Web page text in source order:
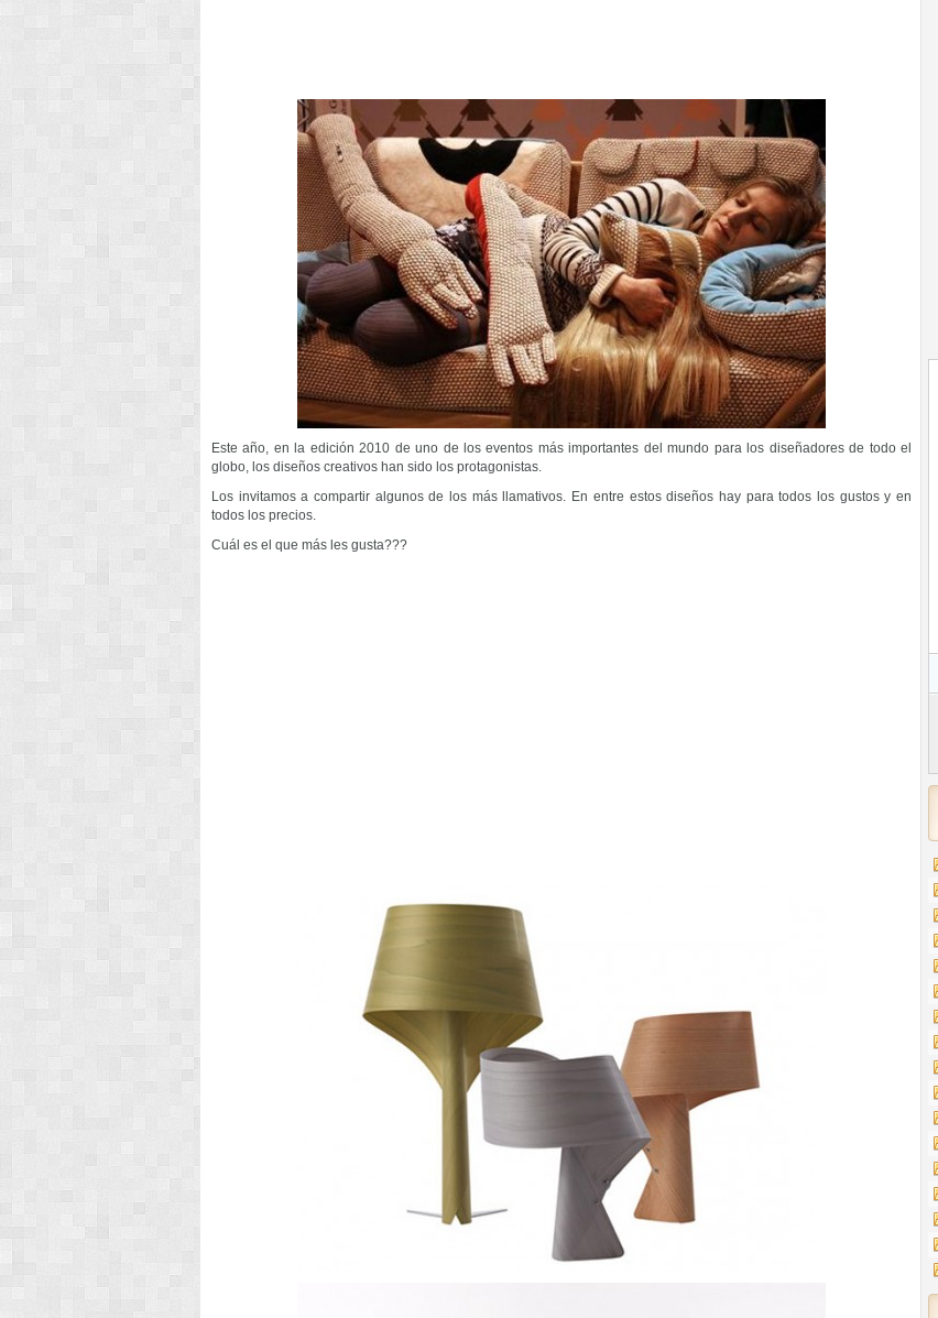
Este año, en la edición 2010 de uno de los eventos más importantes del mundo para los diseñadores de todo el
globo, los diseños creativos han sido los protagonistas.
Los invitamos a compartir algunos de los más llamativos. En entre estos diseños hay para todos los gustos y en
todos los precios.
Cuál es el que más les gusta???